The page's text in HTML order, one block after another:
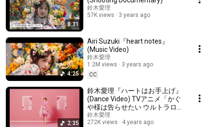
8:31
鈴木愛理
57K views
3 years ago
4:25
Airi Suzuki『heart notes』
(Music Video)
鈴木愛理
1.2M views
3 years ago
CC
2:35
鈴木愛理『ハートはお手上げ』
(Dance Video) TVアニメ「かぐ
や様は告らせたい ウルトラロマ
ンティック 」ED主題歌
鈴木愛理
272K views
4 years ago